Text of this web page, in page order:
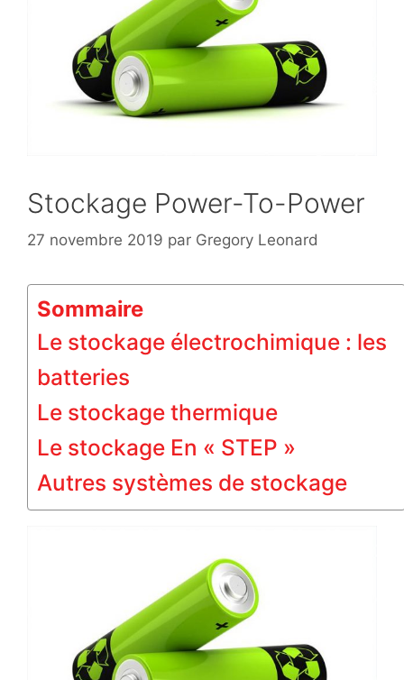
Stockage Power-To-Power
27 novembre 2019 par Gregory Leonard
Sommaire
Le stockage électrochimique : les
batteries
Le stockage thermique
Le stockage En « STEP »
Autres systèmes de stockage